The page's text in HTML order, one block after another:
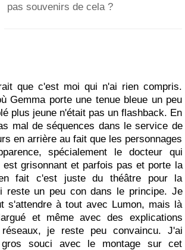
pas souvenirs de cela ?
que c'est moi qui n'ai rien compris.
Gemma porte une tenue bleue un peu
plus jeune n'était pas un flashback. En
mal de séquences dans le service de
en arrière au fait que les personnages
spécialement le docteur qui
est grisonnant et parfois pas et porte la
fait c'est juste du théâtre pour la
reste un peu con dans le principe. Je
s'attendre à tout avec Lumon, mais là
et même avec des explications
je reste peu convaincu. J'ai
souci avec le montage sur cet